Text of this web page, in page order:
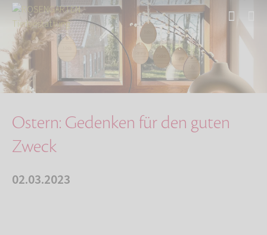
Start Über uns
Aktuelles
Ostern: Gedenken für den guten Zweck
Ostern: Gedenken für den guten
Zweck
02.03.2023